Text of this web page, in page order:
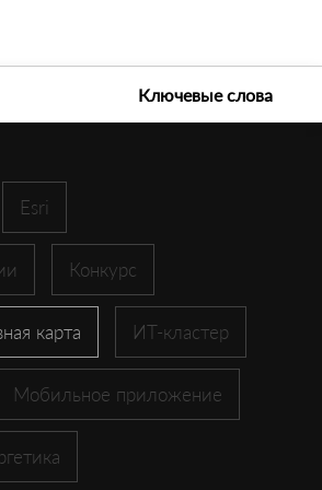
Ключевые слова
Esri
Конкурс
карта ИТ-кластер
Мобильное приложение